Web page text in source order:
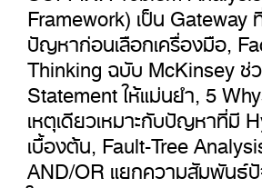
Framework) เป็น Gateway
ปัญหาก่อนเลือกเครื่องมือ,
Thinking ฉบับ McKinsey ช่
Statement ให้แม่นยำ, 5
เหตุเดียวเหมาะกับปัญหาที่มี
เบื้องต้น, Fault-Tree
AND/OR แยกความสัมพันธ์